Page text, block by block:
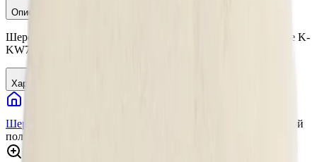
Описание
Шерстяной полировальный круг 3D Pad Knitted Wool White K-
KW7 прошитый по краям 178 мм
Характеристики
Шерстяные полировальные круги
3D Car Care Шерстяной
полировальный круг Pad Knitted Wool White, 178 мм